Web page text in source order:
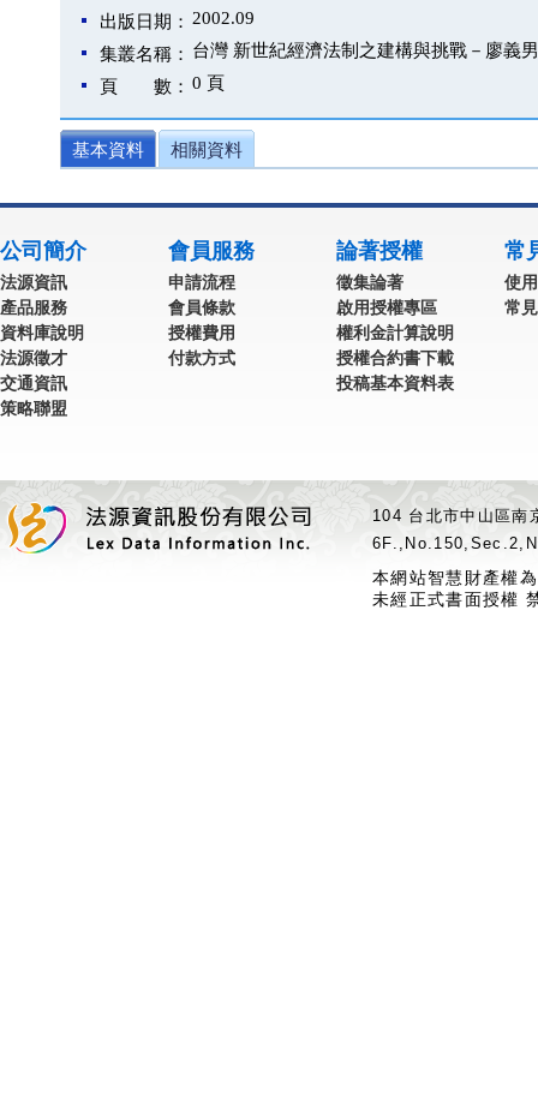
出版日期： 2002.09
集叢名稱： 台灣 新世紀經濟法制之建構與挑戰－廖義
頁 數： 0 頁
基本資料 相關資料
公司簡介
法源資訊
產品服務
資料庫說明
法源徵才
交通資訊
策略聯盟
會員服務
申請流程
會員條款
授權費用
付款方式
論著授權
徵集論著
啟用授權專區
權利金計算說明
授權合約書下載
投稿基本資料表
常
使
常
104 台北市中山區
本網站智慧財產權
未經正式書面授權